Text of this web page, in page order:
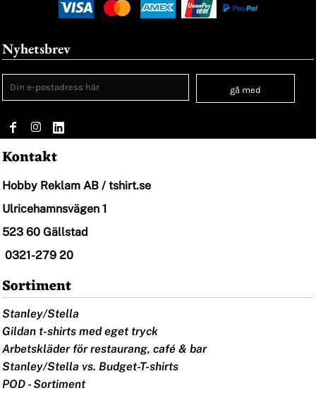
Nyhetsbrev
gå med
Kontakt
Hobby Reklam AB / tshirt.se
Ulricehamnsvägen 1
523 60 Gällstad
0321-279 20
Sortiment
Stanley/Stella
Gildan t-shirts med eget tryck
Arbetskläder för restaurang, café & bar
Stanley/Stella vs. Budget-T-shirts
POD - Sortiment